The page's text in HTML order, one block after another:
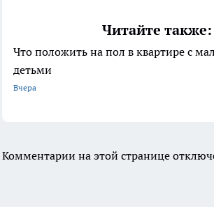
Читайте также:
Что положить на пол в квартире с
детьми
Вчера
Комментарии на этой странице